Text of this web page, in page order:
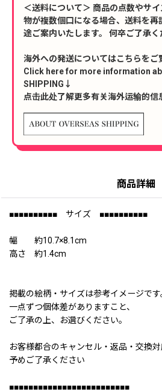
＜送料について＞ 商品の点数やサ
物が複数個口になる場合、送料を再
途ご案内いたします。 何卒ご了承く
海外への発送についてはこちらをご
Click here for more information
SHIPPING↓
点击此处了解更多有关海外运输的信
商品詳細
■■■■■■■■■■ サイズ ■■■■■■■■■■
幅 約10.7×8.1cm
高さ 約1.4cm
掲載の絵柄・サイズは参考イメージです
一点ずつ個体差がありますこと、
ご了承の上、お選びください。
お客様都合のキャンセル・返品・交換対
予めご了承ください
■■■■■■■■■■■■■■■■■■■■■■■■■